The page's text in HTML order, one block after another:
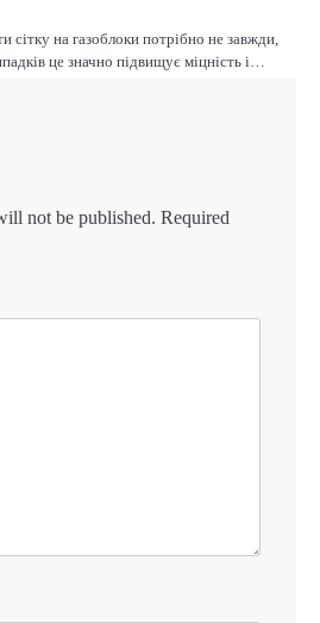
сітку на газоблоки потрібно не завжди,
це значно підвищує міцність і…
not be published. Required